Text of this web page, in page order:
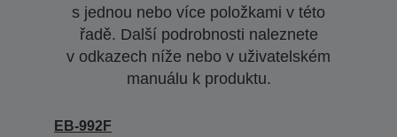
s jednou nebo více položkami v této
řadě. Další podrobnosti naleznete
v odkazech níže nebo v uživatelském
manuálu k produktu.
EB-992F